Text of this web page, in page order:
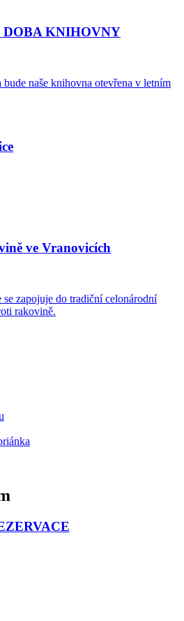
KNIHOVNY
naše knihovna otevřena v letním
ve Vranovicích
zapojuje do tradiční celonárodní
rakovině.